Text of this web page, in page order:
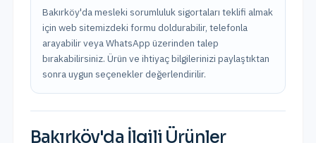
Bakırköy'da mesleki sorumluluk sigortaları teklifi almak
için web sitemizdeki formu doldurabilir, telefonla
arayabilir veya WhatsApp üzerinden talep
bırakabilirsiniz. Ürün ve ihtiyaç bilgilerinizi paylaştıktan
sonra uygun seçenekler değerlendirilir.
Bakırköy'da İlgili Ürünler